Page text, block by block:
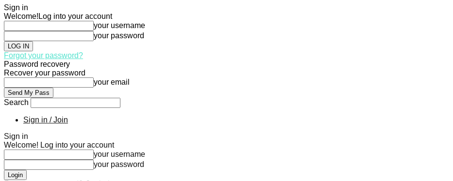
Sign in
Welcome! Log into your account
your username
your password
Forgot your password?
Password recovery
Recover your password
your email
Search
Sign in / Join
Sign in
Welcome! Log into your account
your username
your password